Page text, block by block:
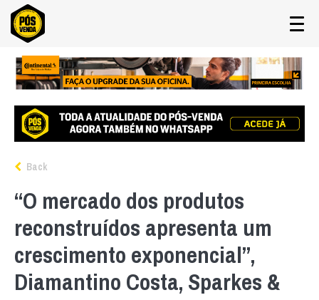
Back
“O mercado dos produtos
reconstruídos apresenta um
crescimento exponencial”,
Diamantino Costa, Sparkes &